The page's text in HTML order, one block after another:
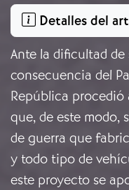
Detalles del
Ante la dificultad
consecuencia del
República procedió
que, de este modo,
de guerra que
y todo tipo de
este proyecto se